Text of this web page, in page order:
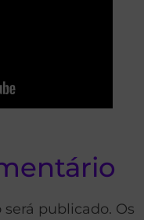
publicado. Os